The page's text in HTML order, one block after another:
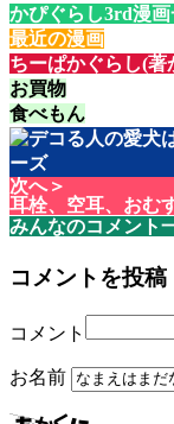
かぴぐらし3rd漫
最近の漫画
ちーぱかぐらし(著
お買物
食べもん
次へ＞
耳栓、空耳、おむ
みんなのコメント
コメントを投稿
コメント
お名前